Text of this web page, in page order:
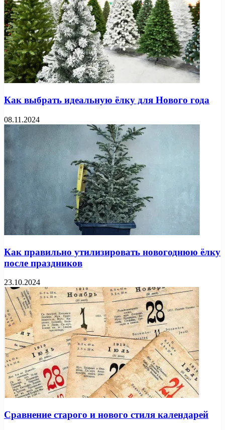
Как выбрать идеальную ёлку для Нового года
08.11.2024
Как правильно утилизировать новогоднюю ёлку
после праздников
23.10.2024
Сравнение старого и нового стиля календарей